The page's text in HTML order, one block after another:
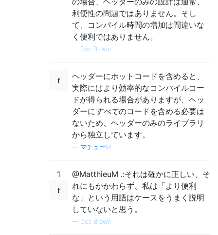
利便性の問題ではありません。そし
て、コンパイル時間の増加は間違いな
く便利ではありません。
— Doc Brown
ヘッダーにホットコードを含めると、
実際にはより効率的なコンパイルコー
ドが得られる場合がありますが、ヘッ
ダーにすべてのコードを含める必要は
ないため、ヘッダーのみのライブラリ
から独立しています。
マチューM.
1
@MatthieuM .:それは確かに正しい、そ
れにもかかわらず、私は「より便利
な」という用語はケースをうまく説明
していないと思う。
— Doc Brown